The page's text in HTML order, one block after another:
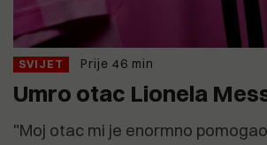
SVIJET Prije 46 min
Umro otac Lionela
"Moj otac mi je enormno